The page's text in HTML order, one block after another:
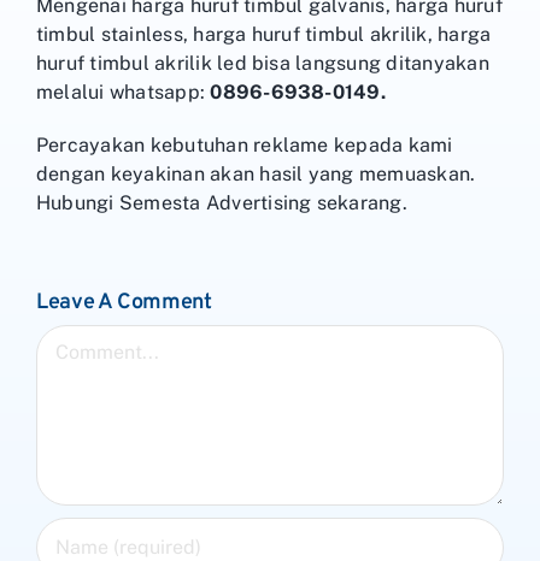
Mengenai harga huruf timbul galvanis, harga huruf
timbul stainless, harga huruf timbul akrilik, harga
huruf timbul akrilik led bisa langsung ditanyakan
melalui whatsapp:0896-6938-0149.
Percayakan kebutuhan reklame kepada kami
dengan keyakinan akan hasil yang memuaskan.
Hubungi Semesta Advertising sekarang.
Leave A Comment
Comment